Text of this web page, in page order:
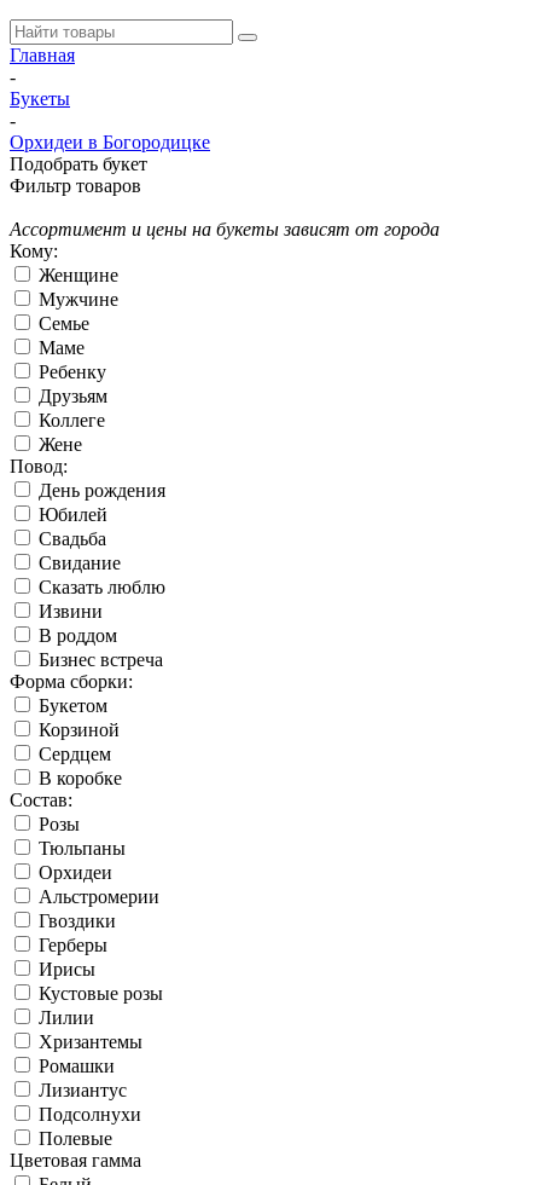
Главная
-
Букеты
-
Орхидеи в Богородицке
Подобрать букет
Фильтр товаров
Ассортимент и цены на букеты зависят от города
Кому:
Женщине
Мужчине
Семье
Маме
Ребенку
Друзьям
Коллеге
Жене
Повод:
День рождения
Юбилей
Свадьба
Свидание
Сказать люблю
Извини
В роддом
Бизнес встреча
Форма сборки:
Букетом
Корзиной
Сердцем
В коробке
Состав:
Розы
Тюльпаны
Орхидеи
Альстромерии
Гвоздики
Герберы
Ирисы
Кустовые розы
Лилии
Хризантемы
Ромашки
Лизиантус
Подсолнухи
Полевые
Цветовая гамма